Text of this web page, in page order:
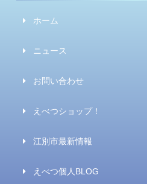
ホーム
ニュース
お問い合わせ
えべつショップ！
江別市最新情報
えべつ個人BLOG